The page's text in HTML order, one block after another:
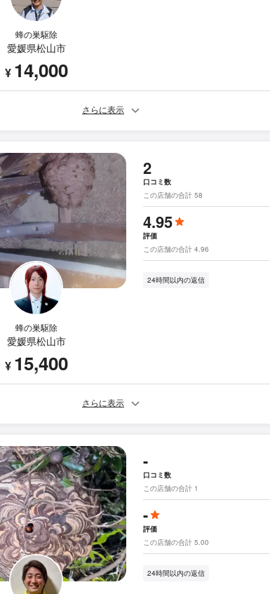
蜂の巣駆除
愛媛県松山市
¥ 14,000
さらに表示
蜂の巣駆除
愛媛県松山市
¥ 15,400
2
口コミ数
この店舗の合計 58
4.95
評価
この店舗の合計 4.96
24時間以内の返信
さらに表示
-
口コミ数
この店舗の合計 1
-
評価
この店舗の合計 5.00
24時間以内の返信